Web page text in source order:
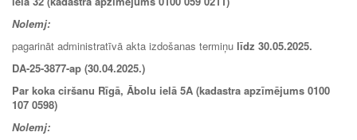
Nolemj:
pagarināt administratīvā akta izdošanas termiņu līdz 30.05.2025.
DA-25-3877-ap (30.04.2025.)
Par koka ciršanu Rīgā, Ābolu ielā 5A (kadastra apzīmējums 0100
107 0598)
Nolemj: